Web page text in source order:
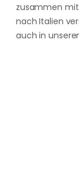
zusammen mit
nach Italien
auch in